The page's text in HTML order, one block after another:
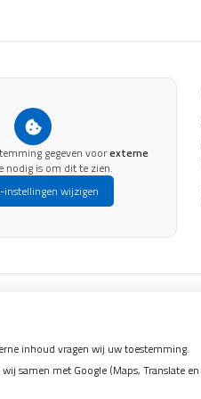
gegeven voorexterne
nodig is om dit te zien.
instellingen wijzigen
inhoud vragen wij uw toestemming.
met Google (Maps, Translate